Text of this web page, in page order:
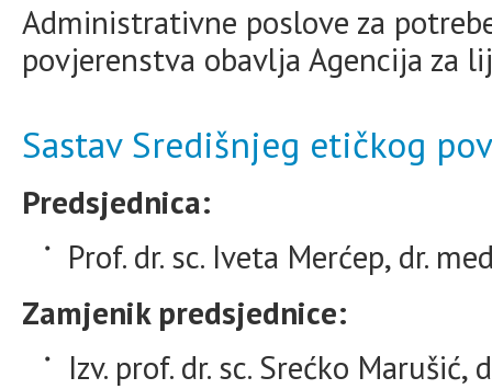
Administrativne poslove za
povjerenstva obavlja Agencija za
Sastav Središnjeg etičkog
Predsjednica:
Prof. dr. sc. Iveta Merćep, dr.
Zamjenik predsjednice:
Izv. prof. dr. sc. Srećko Marušić,